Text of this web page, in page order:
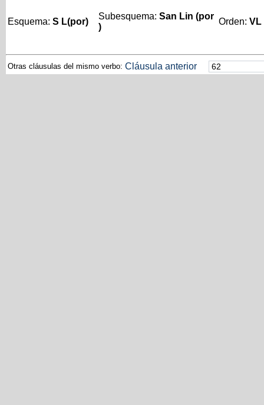
Esquema: S L(por)
Subesquema: San Lin (por
)
Orden: VL
Otras cláusulas del mismo verbo: Cláusula anterior